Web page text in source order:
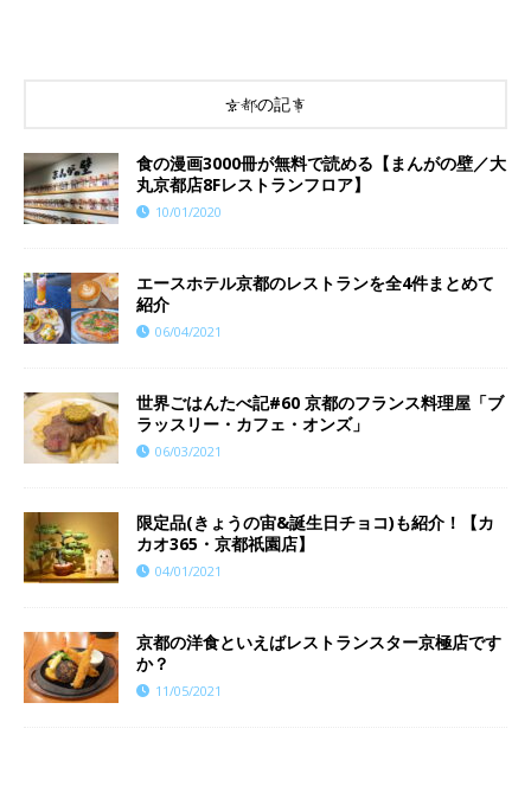
京都の記事
食の漫画3000冊が無料で読める【まんがの壁／大
丸京都店8Fレストランフロア】
10/01/2020
エースホテル京都のレストランを全4件まとめて
紹介
06/04/2021
世界ごはんたべ記#60 京都のフランス料理屋「ブ
ラッスリー・カフェ・オンズ」
06/03/2021
限定品(きょうの宙&誕生日チョコ)も紹介！【カ
カオ365・京都祇園店】
04/01/2021
京都の洋食といえばレストランスター京極店です
か？
11/05/2021